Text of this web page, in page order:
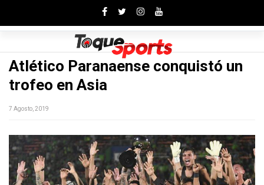
Atlético Paranaense conquistó un
trofeo en Asia
7 Agosto, 2019